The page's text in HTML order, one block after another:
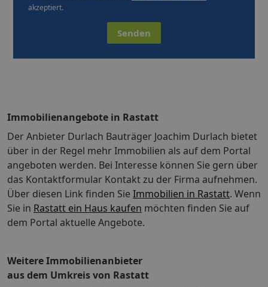
akzeptiert.
Senden
Immobilienangebote in Rastatt
Der Anbieter Durlach Bauträger Joachim Durlach bietet
über in der Regel mehr Immobilien als auf dem Portal
angeboten werden. Bei Interesse können Sie gern über
das Kontaktformular Kontakt zu der Firma aufnehmen.
Über diesen Link finden Sie Immobilien in Rastatt. Wenn
Sie in Rastatt ein Haus kaufen möchten finden Sie auf
dem Portal aktuelle Angebote.
Weitere Immobilienanbieter
aus dem Umkreis von Rastatt